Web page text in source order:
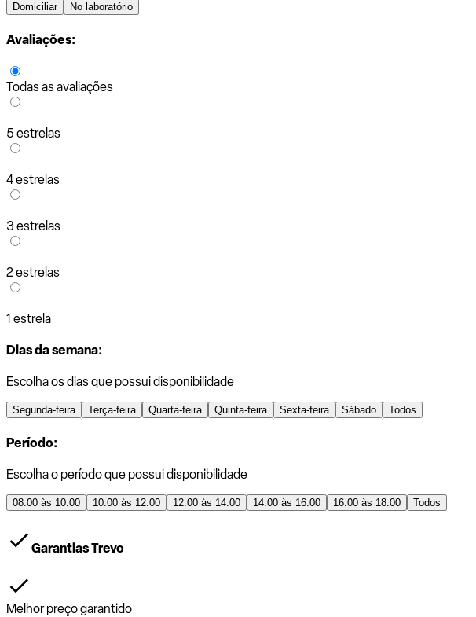
Domiciliar No laboratório
Avaliações:
Todas as avaliações
5 estrelas
4 estrelas
3 estrelas
2 estrelas
1 estrela
Dias da semana:
Escolha os dias que possui disponibilidade
Segunda-feira Terça-feira Quarta-feira Quinta-feira Sexta-feira Sábado Todos
Período:
Escolha o período que possui disponibilidade
08:00 às 10:00 10:00 às 12:00 12:00 às 14:00 14:00 às 16:00 16:00 às 18:00 Todos
Garantias Trevo
Melhor preço garantido